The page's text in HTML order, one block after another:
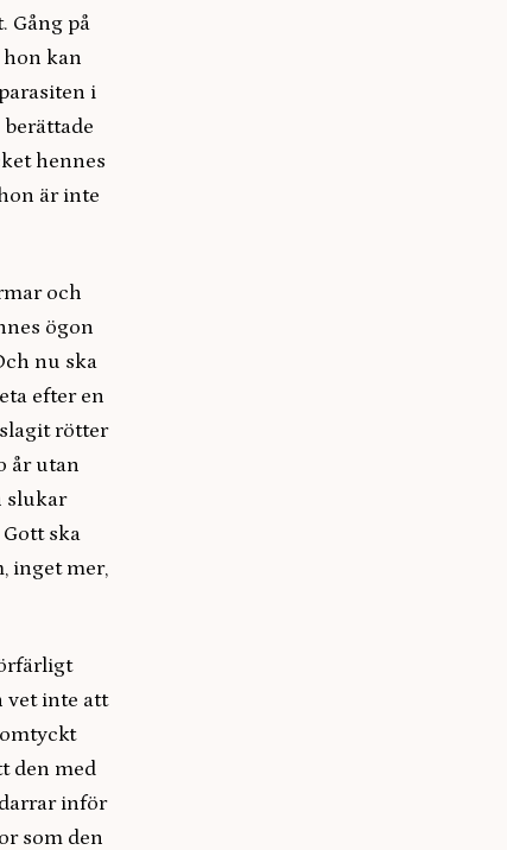
Gång på
hon kan
i
hennes
är inte
och
ögon
nu ska
efter en
rötter
år utan
slukar
ska
inget mer,
vet inte att
den med
inför
som den